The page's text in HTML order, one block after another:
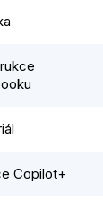
Copilot+